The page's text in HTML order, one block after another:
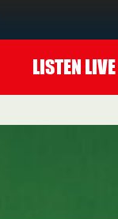
00:00 - 07:00
LISTEN LIVE